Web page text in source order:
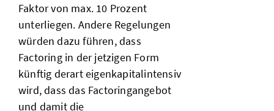
Faktor von max. 10 Prozent
unterliegen. Andere Regelungen
würden dazu führen, dass
Factoring in der jetzigen Form
künftig derart eigenkapitalintensiv
wird, dass das Factoringangebot
und damit die